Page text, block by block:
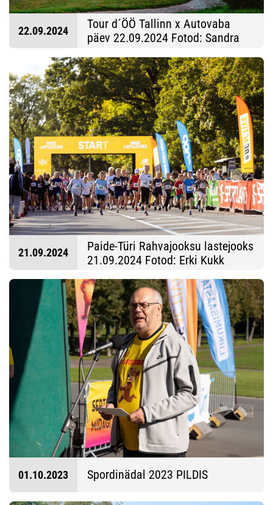
22.09.2024
Tour d´ÖÖ Tallinn x Autovaba
päev 22.09.2024 Fotod: Sandra
21.09.2024
Paide-Türi Rahvajooksu lastejooks
21.09.2024 Fotod: Erki Kukk
01.10.2023 Spordinädal 2023 PILDIS